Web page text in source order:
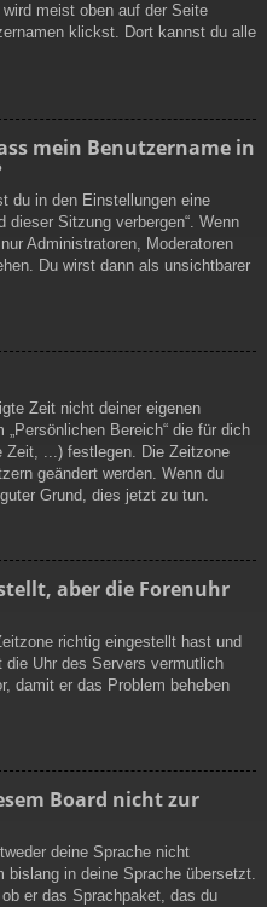
meist oben auf der Seite
klickst. Dort kannst du alle
mein Benutzername in
du in den Einstellungen eine
dieser Sitzung verbergen“. Wenn
Administratoren, Moderatoren
Du wirst dann als unsichtbarer
Zeit nicht deiner eigenen
Bereich“ die für dich
Zeit, ...) festlegen. Die Zeitzone
geändert werden. Wenn du
Grund, dies jetzt zu tun.
aber die Forenuhr
richtig eingestellt hast und
Uhr des Servers vermutlich
damit er das Problem beheben
Board nicht zur
deine Sprache nicht
bislang in deine Sprache übersetzt.
er das Sprachpaket, das du